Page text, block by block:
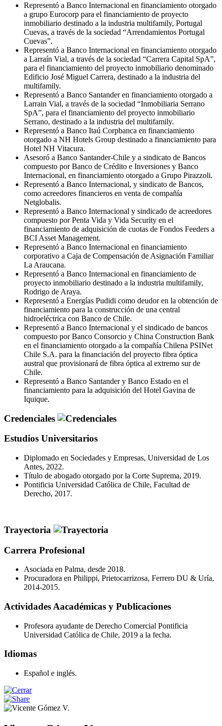
Representó a Banco Internacional en financiamiento otorgado
a grupo Eurocorp para el financiamiento de proyecto
inmobiliario destinado a la industria multifamily, Portugal
Cuevas, a través de la sociedad “Arrendamientos Portugal
Cuevas”.
Representó a Banco Internacional en financiamiento otorgado
a Larraín Vial, a través de la sociedad “Carrera Capital SpA”,
para el financiamiento del proyecto inmobiliario denominado
Edificio José Miguel Carrera, destinado a la industria del
multifamily.
Representó a Banco Santander en financiamiento otorgado a
Larrain Vial, a través de la sociedad “Inmobiliaria Serrano
SpA”, para el financiamiento del proyecto inmobiliario
Serrano, destinado a la industria del multifamily.
Representó a Banco Itaú Corpbanca en financiamiento
otorgado a NH Hotels Group destinado a financiamiento para
Hotel NH Vitacura.
Asesoró a Banco Santander-Chile y a sindicato de Bancos
compuesto por Banco de Crédito e Inversiones y Banco
Internacional, en financiamiento otorgado a Grupo Pirazzoli.
Representó a Banco Internacional, y sindicato de Bancos,
como acreedores financieros en venta de compañía
Netglobalis.
Representó a Banco Internacional y sindicado de acreedores
compuesto por Penta Vida y Vida Security en el
financiamiento de adquisición de cuotas de Fondos Feeders a
BCI Asset Management.
Representó a Banco Internacional en financiamiento
corporativo a Caja de Compensación de Asignación Familiar
La Araucana.
Representó a Banco Internacional en financiamiento de
proyecto inmobiliario destinado a la industria multifamily,
Rodrigo de Araya.
Representó a Energías Pudidi como deudor en la obtención de
financiamiento para la construcción de una central
hidroeléctrica con Banco de Chile.
Representó a Banco Internacional y el sindicado de bancos
compuesto por Banco Consorcio y China Construction Bank
en el financiamiento otorgado a la compañía Chilena PSINet
Chile S.A. para la financiación del proyecto fibra óptica
austral que provisionará de fibra óptica al extremo sur de
Chile.
Representó a Banco Santander y Banco Estado en el
financiamiento para la adquisición del Hotel Gavina de
Iquique.
Credenciales
Estudios Universitarios
Diplomado en Sociedades y Empresas, Universidad de Los
Antes, 2022.
Título de abogado otorgado por la Corte Suprema, 2019.
Pontificia Universidad Católica de Chile, Facultad de
Derecho, 2017.
Trayectoria
Carrera Profesional
Asociada en Palma, desde 2018.
Procuradora en Philippi, Prietocarrizosa, Ferrero DU & Uría,
2014-2015.
Actividades Aacadémicas y Publicaciones
Profesora ayudante de Derecho Comercial Pontificia
Universidad Católica de Chile, 2019 a la fecha.
Idiomas
Español e inglés.